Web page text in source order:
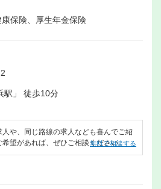
保険、厚生年金保険
駅」 徒歩10分
や、同じ路線の求人なども喜んでご紹
望があれば、ぜひご相談ください。
無料で相談する